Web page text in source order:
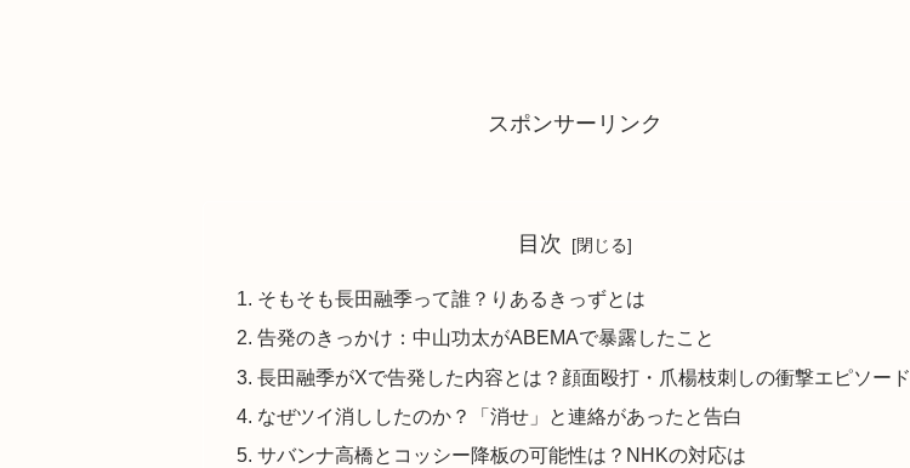
スポンサーリンク
目次
そもそも長田融季って誰？りあるきっずとは
告発のきっかけ：中山功太がABEMAで暴露したこと
長田融季がXで告発した内容とは？顔面殴打・爪楊枝刺しの衝撃エピソード
なぜツイ消ししたのか？「消せ」と連絡があったと告白
サバンナ高橋とコッシー降板の可能性は？NHKの対応は